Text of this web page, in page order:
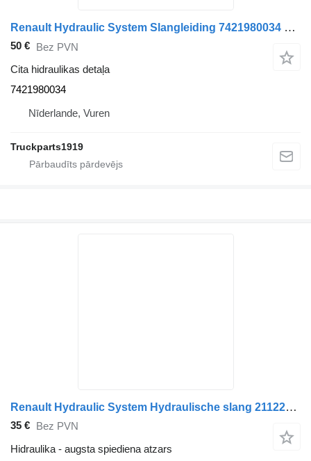
Renault Hydraulic System Slangleiding 7421980034 paredzēts kravas automašīnas
50 € Bez PVN
Cita hidraulikas detaļa
7421980034
Nīderlande, Vuren
Truckparts1919
Renault Hydraulic System Hydraulische slang 21122805 augsta spiediena atzars paredzēts kravas automašīnas
35 € Bez PVN
Hidraulika - augsta spiediena atzars